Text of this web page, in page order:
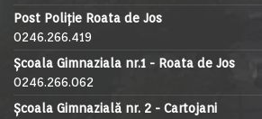
Post Poliție Roata de Jos
0246.266.419
Școala Gimnaziala nr.1 - Roata de Jos
0246.266.062
Școala Gimnazială nr. 2 - Cartojani